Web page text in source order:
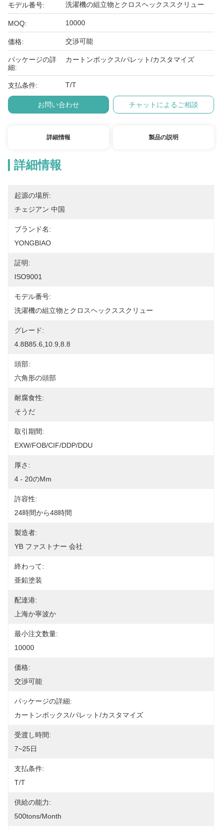
モデル番号: 洗濯機の組立物とクロスヘックススクリュー
MOQ: 10000
価格: 交渉可能
パッケージの詳
細:
カートンボックス/パレット/カスタマイズ
支払条件: T/T
お問い合わせ チャットによるご相談
詳細情報 製品の説明
詳細情報
起源の場所:
チェジアン 中国
ブランド名:
YONGBIAO
証明:
ISO9001
モデル番号:
洗濯機の組立物とクロスヘックススクリュー
グレード:
4.8B85.6,10.9,8.8
頭部:
六角形の頭部
耐腐食性:
そうだ
取引期間:
EXW/FOB/CIF/DDP/DDU
厚さ:
4 - 20のmm
許容性:
24時間から48時間
製造者:
YB ファストナー 会社
終わって:
亜鉛塗装
配達港:
上海か寧波か
最小注文数量:
10000
価格:
交渉可能
パッケージの詳細:
カートンボックス/パレット/カスタマイズ
受渡し時間:
7~25日
支払条件:
T/T
供給の能力:
500tons/month